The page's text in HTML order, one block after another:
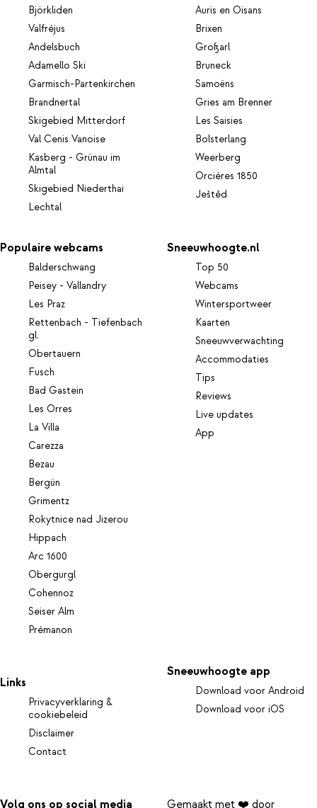
Björkliden
Valfréjus
Andelsbuch
Adamello Ski
Garmisch-Partenkirchen
Brandnertal
Skigebied Mitterdorf
Val Cenis Vanoise
Kasberg - Grünau im
Almtal
Skigebied Niederthai
Lechtal
Auris en Oisans
Brixen
Großarl
Bruneck
Samoëns
Gries am Brenner
Les Saisies
Bolsterlang
Weerberg
Orcières 1850
Ještěd
Populaire webcams
Balderschwang
Peisey - Vallandry
Les Praz
Rettenbach - Tiefenbach
gl.
Obertauern
Fusch
Bad Gastein
Les Orres
La Villa
Carezza
Bezau
Bergün
Grimentz
Rokytnice nad Jizerou
Hippach
Arc 1600
Obergurgl
Cohennoz
Seiser Alm
Prémanon
Sneeuwhoogte.nl
Top 50
Webcams
Wintersportweer
Kaarten
Sneeuwverwachting
Accommodaties
Tips
Reviews
Live updates
App
Links
Privacyverklaring &
cookiebeleid
Disclaimer
Contact
Sneeuwhoogte app
Download voor Android
Download voor iOS
Volg ons op social media Gemaakt met ❤️ door